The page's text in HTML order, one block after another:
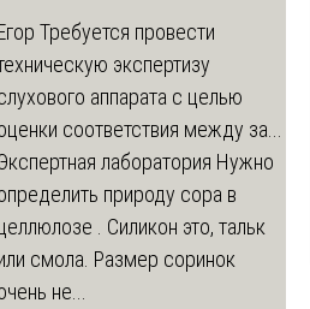
Требуется провести
экспертизу
аппарата с целью
соответствия между за...
лаборатория Нужно
природу сора в
. Силикон это, тальк
смола. Размер соринок
не...